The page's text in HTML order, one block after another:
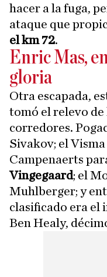
hacer a la fuga,
ataque que
el km 72.
Enric Mas,
gloria
Otra escapada,
tomó el relevo
corredores.
Sivakov; el
Campenaerts
Vingegaard; el
Muhlberger; y
clasificado era el
Ben Healy,